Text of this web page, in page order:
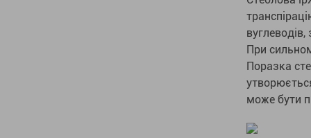
При
Поразка
може бути